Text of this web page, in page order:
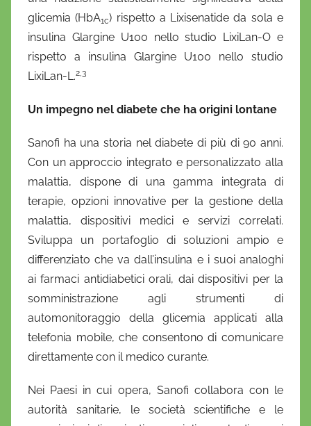
glicemia (HbA1c) rispetto a Lixisenatide da sola e
insulina Glargine U100 nello studio LixiLan-O e
rispetto a insulina Glargine U100 nello studio
LixiLan-L.2,3
Un impegno nel diabete che ha origini lontane
Sanofi ha una storia nel diabete di più di 90 anni.
Con un approccio integrato e personalizzato alla
malattia, dispone di una gamma integrata di
terapie, opzioni innovative per la gestione della
malattia, dispositivi medici e servizi correlati.
Sviluppa un portafoglio di soluzioni ampio e
differenziato che va dall’insulina e i suoi analoghi
ai farmaci antidiabetici orali, dai dispositivi per la
somministrazione agli strumenti di
automonitoraggio della glicemia applicati alla
telefonia mobile, che consentono di comunicare
direttamente con il medico curante.
Nei Paesi in cui opera, Sanofi collabora con le
autorità sanitarie, le società scientifiche e le